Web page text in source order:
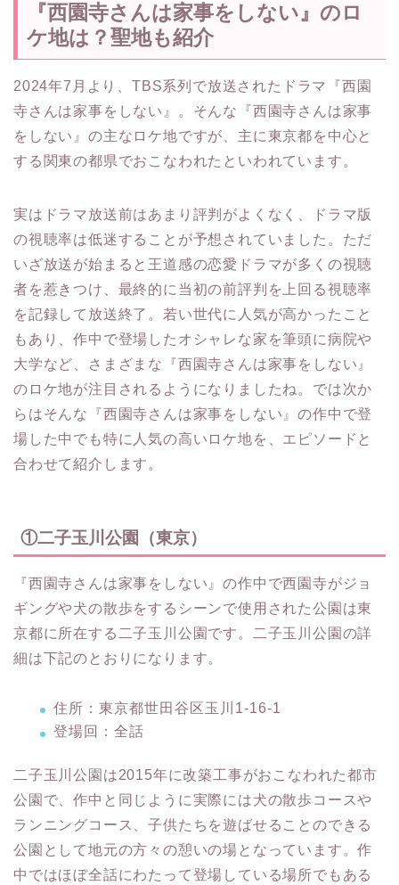
『西園寺さんは家事をしない』のロ
ケ地は？聖地も紹介
2024年7月より、TBS系列で放送されたドラマ『西園
寺さんは家事をしない』。そんな『西園寺さんは家事
をしない』の主なロケ地ですが、主に東京都を中心と
する関東の都県でおこなわれたといわれています。
実はドラマ放送前はあまり評判がよくなく、ドラマ版
の視聴率は低迷することが予想されていました。ただ
いざ放送が始まると王道感の恋愛ドラマが多くの視聴
者を惹きつけ、最終的に当初の前評判を上回る視聴率
を記録して放送終了。若い世代に人気が高かったこと
もあり、作中で登場したオシャレな家を筆頭に病院や
大学など、さまざまな『西園寺さんは家事をしない』
のロケ地が注目されるようになりましたね。では次か
らはそんな『西園寺さんは家事をしない』の作中で登
場した中でも特に人気の高いロケ地を、エピソードと
合わせて紹介します。
①二子玉川公園（東京）
『西園寺さんは家事をしない』の作中で西園寺がジョ
ギングや犬の散歩をするシーンで使用された公園は東
京都に所在する二子玉川公園です。二子玉川公園の詳
細は下記のとおりになります。
住所：東京都世田谷区玉川1-16-1
登場回：全話
二子玉川公園は2015年に改築工事がおこなわれた都市
公園で、作中と同じように実際には犬の散歩コースや
ランニングコース、子供たちを遊ばせることのできる
公園として地元の方々の憩いの場となっています。作
中ではほぼ全話にわたって登場している場所でもある